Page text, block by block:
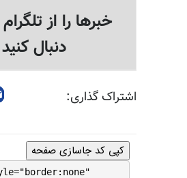
خبرها را از
دنبال کنید
اشتراک گذاری:
کپی کد جاسازی صفحه